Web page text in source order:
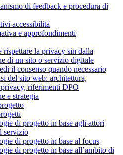
di feedback e procedura di
accessibilità
e approfondimenti
rispettare la privacy sin dalla
di un sito o servizio digitale
il consenso quando necessario
del sito web: architettura,
riferimenti DPO
e strategia
di progetto in base agli attori
servizio
di progetto in base al focus
di progetto in base all’ambito di